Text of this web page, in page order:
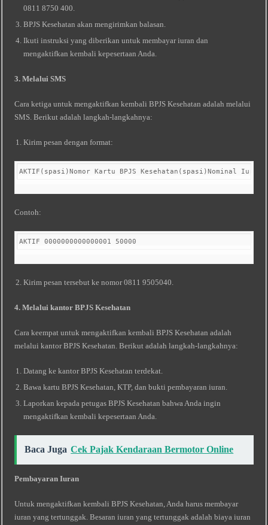
0811 8750 400.
BPJS Kesehatan akan mengirimkan balasan.
Ikuti instruksi yang diberikan untuk membayar iuran dan
mengaktifkan kembali kepesertaan Anda.
3. Melalui SMS
Cara ketiga untuk mengaktifkan kembali BPJS Kesehatan adalah melalui
SMS. Berikut adalah langkah-langkahnya:
Kirim pesan dengan format:
AKTIF(spasi)Nomor Kartu BPJS Kesehatan(spasi)Nominal Iuran
Contoh:
AKTIF 0000000000000001 50000
Kirim pesan tersebut ke nomor 0811 9505040.
4. Melalui kantor BPJS Kesehatan
Cara keempat untuk mengaktifkan kembali BPJS Kesehatan adalah
melalui kantor BPJS Kesehatan. Berikut adalah langkah-langkahnya:
Datang ke kantor BPJS Kesehatan terdekat.
Bawa kartu BPJS Kesehatan, KTP, dan bukti pembayaran iuran.
Laporkan kepada petugas BPJS Kesehatan bahwa Anda ingin
mengaktifkan kembali kepesertaan Anda.
Baca Juga Cek Pajak Kendaraan Bermotor Online
Pembayaran Iuran
Untuk mengaktifkan kembali BPJS Kesehatan, Anda harus membayar
iuran yang tertunggak. Besaran iuran yang tertunggak adalah biaya iuran